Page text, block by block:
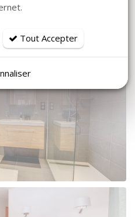
Tout Accepter